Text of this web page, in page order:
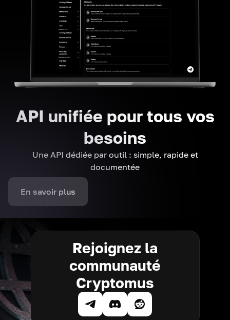
API unifiée pour tous vos
besoins
Une API dédiée par outil : simple, rapide et
documentée
En savoir plus
Rejoignez la
communauté
Cryptomus